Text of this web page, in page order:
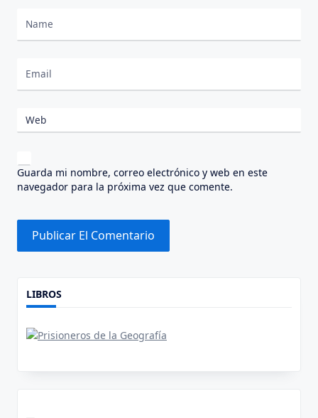
Nombre
Correo electrónico
Web
Guarda mi nombre, correo electrónico y web en este
navegador para la próxima vez que comente.
LIBROS